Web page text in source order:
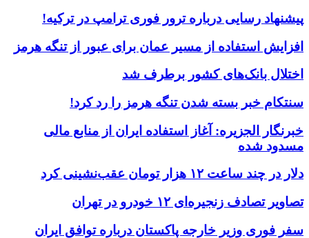
پیشنهاد رسایی درباره ترور فوری ترامپ در ترکیه!
افزایش استفاده از مسیر عمان برای عبور از تنگه هرمز
اختلال بانک‌های کشور برطرف شد
سنتکام خبر بسته شدن تنگه هرمز را رد کرد!
خبرنگار الجزیره: آغاز استفاده ایران از منابع مالی
مسدود شده
دلار در چند ساعت ۱۲ هزار تومان عقب‌نشینی کرد
تصاویر تصادف زنجیره‌ای ۱۲ خودرو در تهران
سفر فوری وزیر خارجه پاکستان درباره توافق ایران